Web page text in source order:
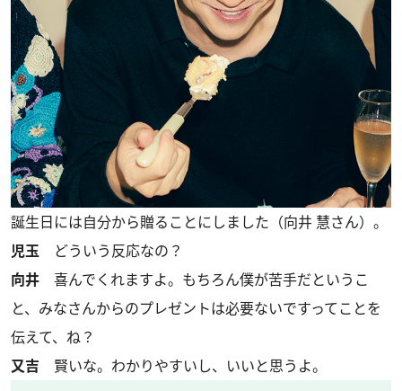
誕生日には自分から贈ることにしました（向井 慧さん）。
児玉 どういう反応なの？
向井 喜んでくれますよ。もちろん僕が苦手だというこ
と、みなさんからのプレゼントは必要ないですってことを
伝えて、ね？
又吉 賢いな。わかりやすいし、いいと思うよ。